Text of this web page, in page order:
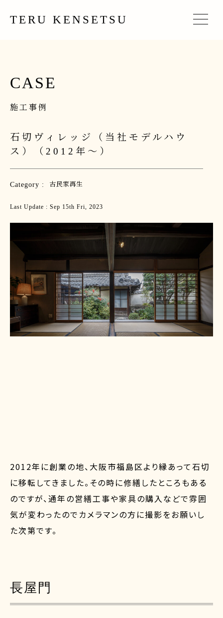
TERU KENSETSU
CASE
施工事例
石切ヴィレッジ（当社モデルハウ
ス）（2012年〜）
Category : 古民家再生
Last Update : Sep 15th Fri, 2023
2012年に創業の地、大阪市福島区より縁あって石切
に移転してきました。その時に修繕したところもある
のですが、通年の営繕工事や家具の購入などで雰囲
気が変わったのでカメラマンの方に撮影をお願いし
た次第です。
長屋門